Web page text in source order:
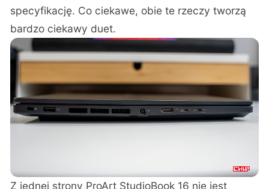
specyfikację. Co ciekawe, obie te rzeczy tworzą
bardzo ciekawy duet.
Z jednej strony ProArt StudioBook 16 nie jest